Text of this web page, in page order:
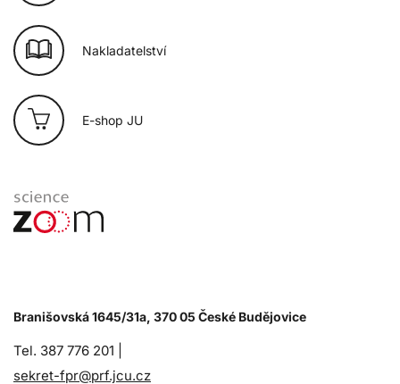
Nakladatelství
E-shop JU
Branišovská 1645/31a, 370 05 České Budějovice
Tel. 387 776 201 |
sekret-fpr@prf.jcu.cz